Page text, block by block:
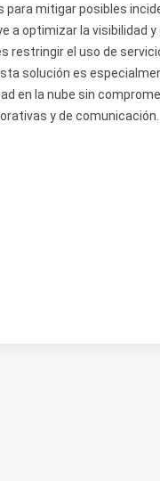
mitigar posibles
a optimizar la visibilidad
restringir el uso de
solución es
en la nube sin
y de comunicación.